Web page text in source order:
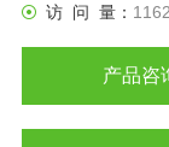
访 问 量： 1162
产品咨